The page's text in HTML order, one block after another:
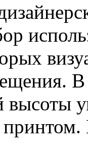
высоты